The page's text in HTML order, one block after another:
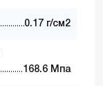
0.17 г/см2
168.6 Мпа